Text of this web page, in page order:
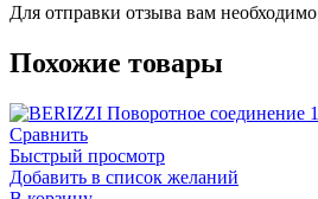
Для отправки отзыва вам необходимо
Похожие товары
Сравнить
Быстрый просмотр
Добавить в список желаний